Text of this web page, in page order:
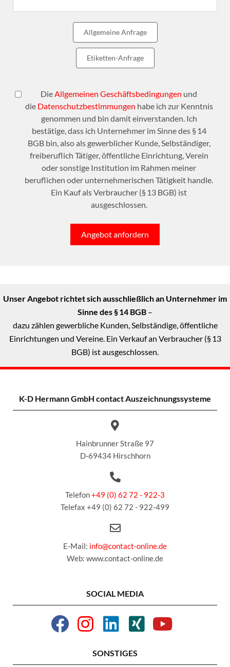
Allgemeine Anfrage
Etiketten-Anfrage
DieAllgemeinen Geschäftsbedingungen und
die Datenschutzbestimmungen habe ich zur Kenntnis
genommen und bin damit einverstanden. Ich
bestätige, dass ich Unternehmer im Sinne des § 14
BGB bin, also als gewerblicher Kunde, Selbständiger,
freiberuflich Tätiger, öffentliche Einrichtung, Verein
oder sonstige Institution im Rahmen meiner
beruflichen oder unternehmerischen Tätigkeit handle.
Ein Kauf als Verbraucher (§ 13 BGB) ist
ausgeschlossen.
Angebot anfordern
Unser Angebot richtet sich ausschließlich an Unternehmer im
Sinne des § 14 BGB –
dazu zählen gewerbliche Kunden, Selbständige, öffentliche
Einrichtungen und Vereine. Ein Verkauf an Verbraucher (§ 13
BGB) ist ausgeschlossen.
K-D Hermann GmbH contact Auszeichnungssysteme
Hainbrunner Straße 97
D-69434 Hirschhorn
Telefon+49 (0) 62 72 - 922-3
Telefax +49 (0) 62 72 - 922-499
E-Mail: info@contact-online.de
Web: www.contact-online.de
SOCIAL MEDIA
SONSTIGES